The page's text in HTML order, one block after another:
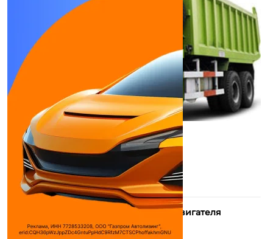
Объем двигателя
9726 см³